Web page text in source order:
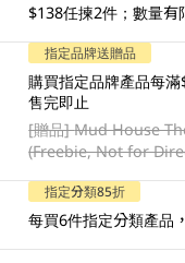
$138任揀2件；數量有
指定品牌送贈品
購買指定品牌產品每
售完即止
[贈品]Mud House
(Freebie, Not for
指定分類85折
每買6件指定分類產品